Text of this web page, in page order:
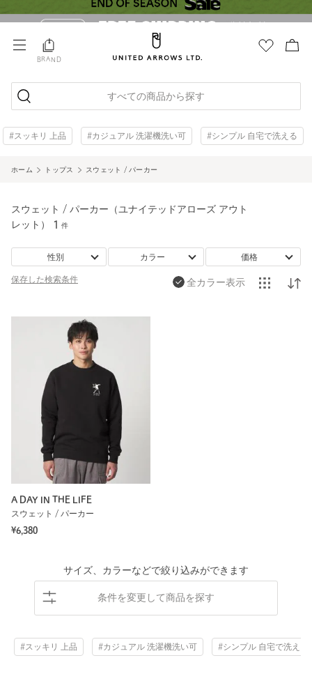
BRAND
すべての商品から探す
#スッキリ 上品 #カジュアル 洗濯機洗い可 #シンプル 自宅で洗える
ホーム トップス スウェット / パーカー
スウェット / パーカー（ユナイテッドアローズ アウト
レット）
1 件
性別 カラー 価格
保存した検索条件 全カラー表示
A DAY IN THE LIFE
スウェット / パーカー
¥6,380
サイズ、カラーなどで絞り込みができます
条件を変更して商品を探す
#スッキリ 上品 #カジュアル 洗濯機洗い可 #シンプル 自宅で洗える